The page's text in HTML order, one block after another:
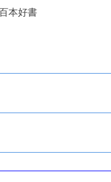
本好書